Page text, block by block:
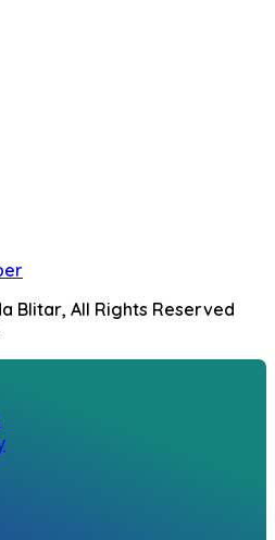
Blitar, All Rights Reserved